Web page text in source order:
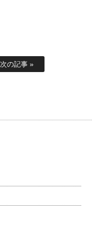
次の記事 »